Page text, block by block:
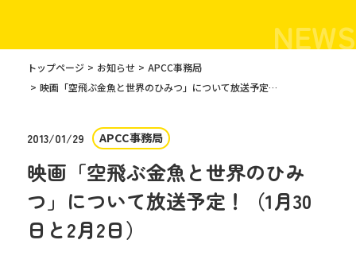
NEWS
トップページ お知らせ
APCC事務局
映画「空飛ぶ金魚と世界のひみつ」について放送予定！（1月30日と2月2日）
2013/01/29 APCC事務局
映画「空飛ぶ金魚と世界のひみ
つ」について放送予定！（1月30
日と2月2日）